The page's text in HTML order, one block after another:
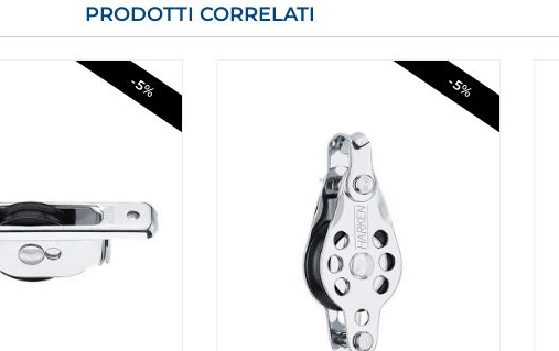
PRODOTTI CORRELATI
-5% -5%